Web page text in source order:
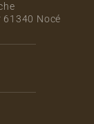
61340 Nocé